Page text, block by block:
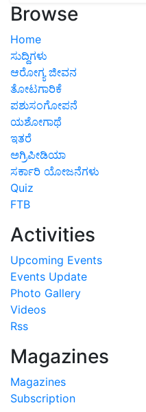
Browse
Home
ಸುದ್ದಿಗಳು
ಆರೋಗ್ಯ ಜೀವನ
ತೋಟಗಾರಿಕೆ
ಪಶುಸಂಗೋಪನೆ
ಯಶೋಗಾಥೆ
ಇತರೆ
ಅಗ್ರಿಪೀಡಿಯಾ
ಸರ್ಕಾರಿ ಯೋಜನೆಗಳು
Quiz
FTB
Activities
Upcoming Events
Events Update
Photo Gallery
Videos
Rss
Magazines
Magazines
Subscription